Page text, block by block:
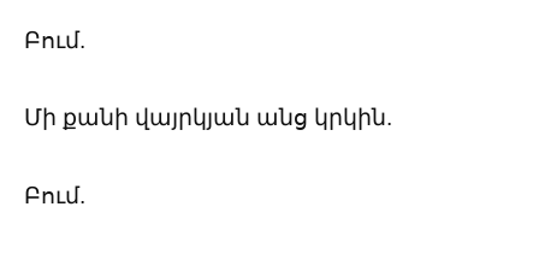
Բում.
Մի քանի վայրկյան անց կրկին.
Բում.